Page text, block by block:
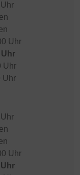
Uhr
Uhr
Uhr
Uhr
Uhr